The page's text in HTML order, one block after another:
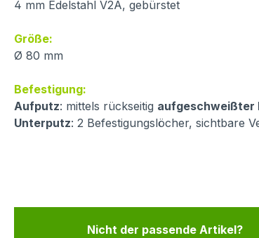
4 mm Edelstahl V2A, gebürstet
Größe:
Ø 80 mm
Befestigung:
Aufputz: mittels rückseitig aufgeschweißter
Unterputz: 2 Befestigungslöcher, sichtbare
Nicht der passende Artikel?